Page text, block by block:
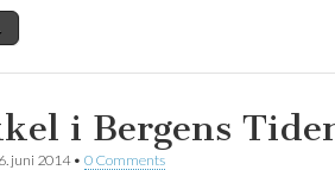
i Bergens
juni 2014• 0 Comments